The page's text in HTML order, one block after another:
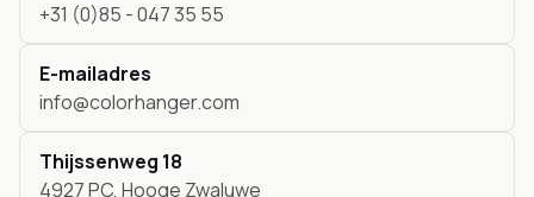
+31 (0)85 - 047 35 55
E-mailadres
info@colorhanger.com
Thijssenweg 18
4927 PC, Hooge Zwaluwe